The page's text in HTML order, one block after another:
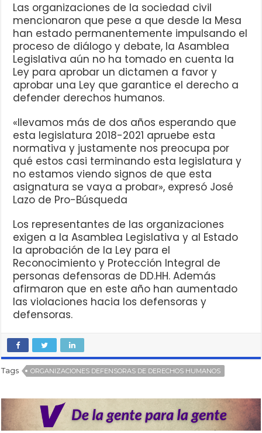
Las organizaciones de la sociedad civil
mencionaron que pese a que desde la Mesa
han estado permanentemente impulsando el
proceso de diálogo y debate, la Asamblea
Legislativa aún no ha tomado en cuenta la
Ley para aprobar un dictamen a favor y
aprobar una Ley que garantice el derecho a
defender derechos humanos.
«llevamos más de dos años esperando que
esta legislatura 2018-2021 apruebe esta
normativa y justamente nos preocupa por
qué estos casi terminando esta legislatura y
no estamos viendo signos de que esta
asignatura se vaya a probar», expresó José
Lazo de Pro-Búsqueda
Los representantes de las organizaciones
exigen a la Asamblea Legislativa y al Estado
la aprobación de la Ley para el
Reconocimiento y Protección Integral de
personas defensoras de DD.HH. Además
afirmaron que en este año han aumentado
las violaciones hacia los defensoras y
defensoras.
Tags ORGANIZACIONES DEFENSORAS DE DERECHOS HUMANOS